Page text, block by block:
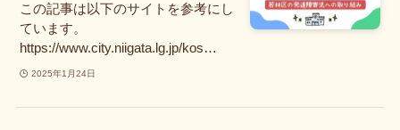
この記事は以下のサイトを参考にし
ています。
https://www.city.niigata.lg.jp/kos…
2025年1月24日